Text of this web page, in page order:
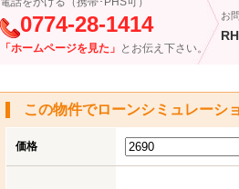
0774-28-1414
「ホームページを見た」 とお伝え下さい。
お
この物件でローンシミュレーシ
価格